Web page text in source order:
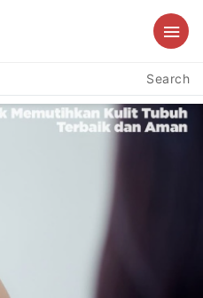
Search